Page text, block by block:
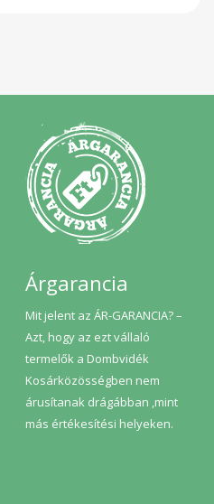
Árgarancia
Mit jelent az ÁR-GARANCIA? –
Azt, hogy az ezt vállaló
termelők a Dombvidék
Kosárközösségben nem
árusítanak drágábban ,mint
más értékesítési helyeken.